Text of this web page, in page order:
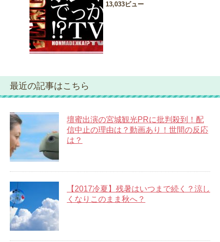
13,033ビュー
最近の記事はこちら
壇蜜出演の宮城観光PRに批判殺到！配
信中止の理由は？動画あり！世間の反応
は？
【2017冷夏】残暑はいつまで続く？涼し
くなりこのまま秋へ？